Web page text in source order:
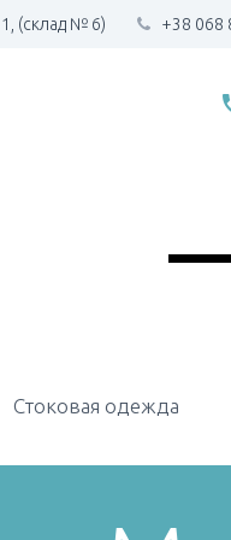
(склад № 6) +38 068
Стоковая одежда